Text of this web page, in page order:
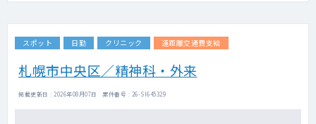
スポット 日勤 クリニック 遠距離交通費支給
札幌市中央区／精神科・外来
掲載更新日 : 2026年08月07日 案件番号 : 26-SI645329